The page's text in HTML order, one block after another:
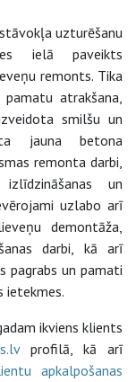
uzturēšanu
ielā paveikts
remonts. Tika
atrakšana,
smilšu un
jauna betona
remonta darbi,
un
uzlabo arī
demontāža,
darbi, kā arī
pagrabs un pamati
ietekmes.
ikviens klients
profilā, kā arī
apkalpošanas